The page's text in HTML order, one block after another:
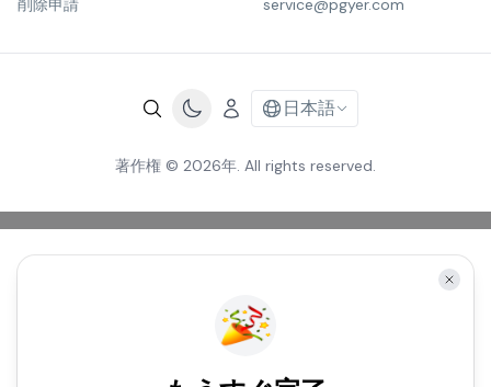
削除申請
service@pgyer.com
日本語
著作権 © 2026年. All rights reserved.